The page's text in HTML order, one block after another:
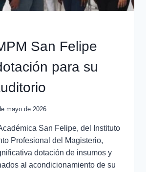
San Felipe
para su
mayo de 2026
San Felipe, del Instituto
Profesional del Magisterio,
dotación de insumos y
al acondicionamiento de su